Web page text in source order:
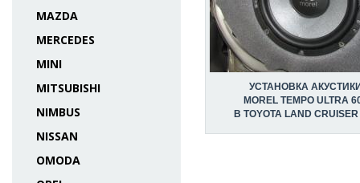
MAZDA
MERCEDES
MINI
MITSUBISHI
NIMBUS
NISSAN
OMODA
УСТАНОВКА
MOREL TEMPO ULTRA
В TOYOTA LAND